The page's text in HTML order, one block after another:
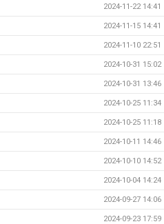
2024-11-22 14:41
2024-11-15 14:41
2024-11-10 22:51
2024-10-31 15:02
2024-10-31 13:46
2024-10-25 11:34
2024-10-25 11:18
2024-10-11 14:46
2024-10-10 14:52
2024-10-04 14:24
2024-09-27 14:06
2024-09-23 17:59